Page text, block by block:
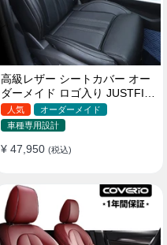
高級レザー シートカバー オー
ダーメイド ロゴ入り JUSTFIT
保証 耐摩耗性 全席セット
人気
オーダーメイド
車種専用設計
¥ 47,950 (税込)